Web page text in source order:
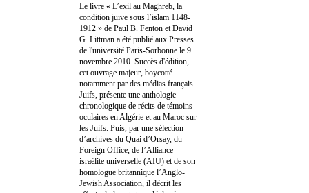
Le livre « L’exil au Maghreb, la
condition juive sous l’islam 1148-
1912 » de Paul B. Fenton et David
G. Littman a été publié aux Presses
de l'université Paris-Sorbonne le 9
novembre 2010. Succès d'édition,
cet ouvrage majeur, boycotté
notamment par des médias français
Juifs, présente une anthologie
chronologique de récits de témoins
oculaires en Algérie et au Maroc sur
les Juifs. Puis, par une sélection
d’archives du Quai d’Orsay, du
Foreign Office, de l’Alliance
israélite universelle (AIU) et de son
homologue britannique l’Anglo-
Jewish Association, il décrit les